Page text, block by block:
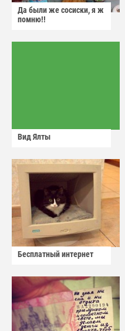
Да были же сосиски, я ж
помню!!
Вид Ялты
Бесплатный интернет